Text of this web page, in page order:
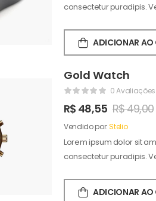
consectetur puradipis.
ADICIONAR AO
Gold Watch
0 Avaliações
R$ 48,55 R$49,00
Vendido por:Stelio
Lorem ipsum dolor sit
consectetur puradipis.
ADICIONAR AO